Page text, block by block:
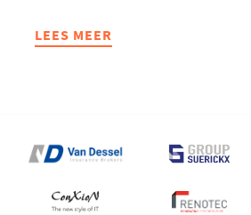
LEES MEER
ABOUT
ZOMERSTAGES
AF
MECHELSE